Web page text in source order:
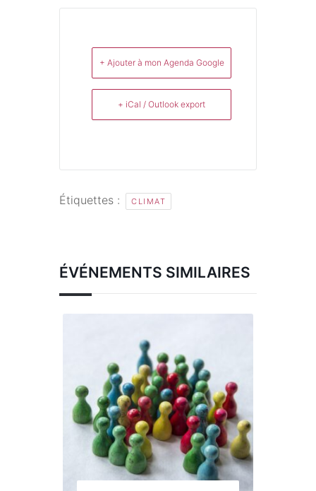
+ Ajouter à mon Agenda Google
+ iCal / Outlook export
Étiquettes : CLIMAT
ÉVÉNEMENTS SIMILAIRES